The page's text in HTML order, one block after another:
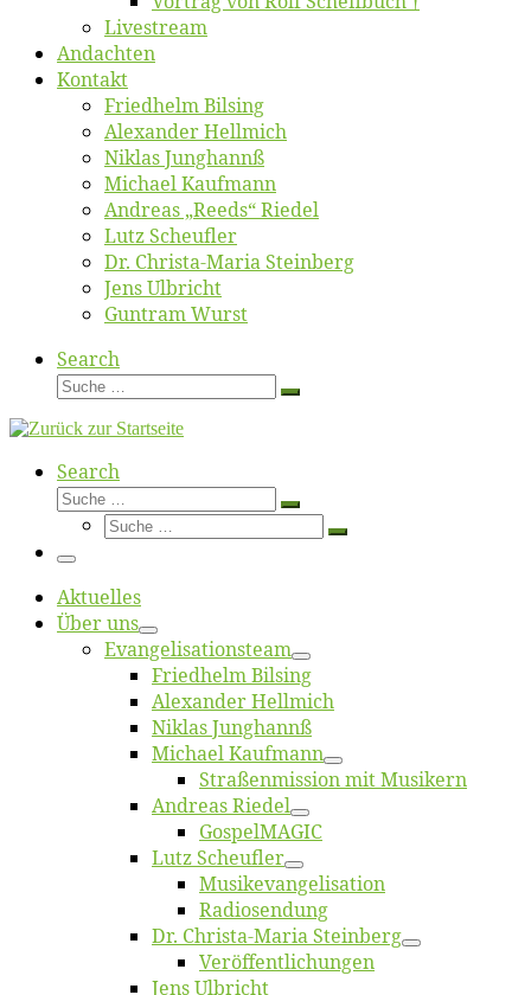
Live­stream
An­dach­ten
Kon­takt
Fried­helm Bilsing
Alex­an­der Hellmich
Ni­klas Junghannß
Mi­cha­el Kaufmann
An­dre­as „Reeds“ Riedel
Lutz Scheuf­ler
Dr. Chris­­ta-Ma­ria Steinberg
Jens Ulb­richt
Gun­tram Wurst
Search
Suche
Suche
Search
Suche
Suche
Suche
Suche
Menü
Ak­tu­el­les
Über uns
Evangelisa­tions­team
Fried­helm Bilsing
Alex­an­der Hellmich
Ni­klas Junghannß
Mi­cha­el Kaufmann
Straßenmis­sion mit Musikern
An­dre­as Riedel
Gos­pel­MA­GIC
Lutz Scheuf­ler
Musikevan­ge­li­sa­tion
Ra­dio­sen­dung
Dr. Chris­­ta-Ma­ria Steinberg
Ver­öf­fent­li­chun­gen
Jens Ulb­richt